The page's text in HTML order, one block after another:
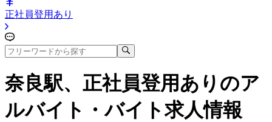
正社員登用あり
奈良駅、正社員登用あり のア
ルバイト・バイト求人情報